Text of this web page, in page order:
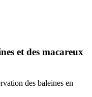
et des macareux
des baleines en